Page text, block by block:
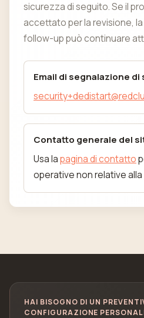
sicurezza di seguito. Se il
accettato per la revisione,
follow-up può continuare
Email di segnalazione di
Contatto generale del
Usa lapagina di contatto
operative non relative
HAI BISOGNO DI UN
CONFIGURAZIONE